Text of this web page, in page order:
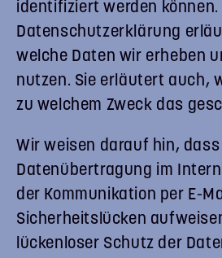
identifiziert werden können.
Datenschutzerklärung
welche Daten wir erheben
nutzen. Sie erläutert auch,
zu welchem Zweck das
Wir weisen darauf hin, dass
Datenübertragung im
der Kommunikation per E-
Sicherheitslücken
lückenloser Schutz der